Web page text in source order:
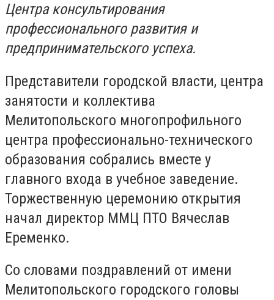
Центра консультирования
профессионального развития и
предпринимательского успеха.
Представители городской власти, центра
занятости и коллектива
Мелитопольского многопрофильного
центра профессионально-технического
образования собрались вместе у
главного входа в учебное заведение.
Торжественную церемонию открытия
начал директор ММЦ ПТО Вячеслав
Еременко.
Со словами поздравлений от имени
Мелитопольского городского головы